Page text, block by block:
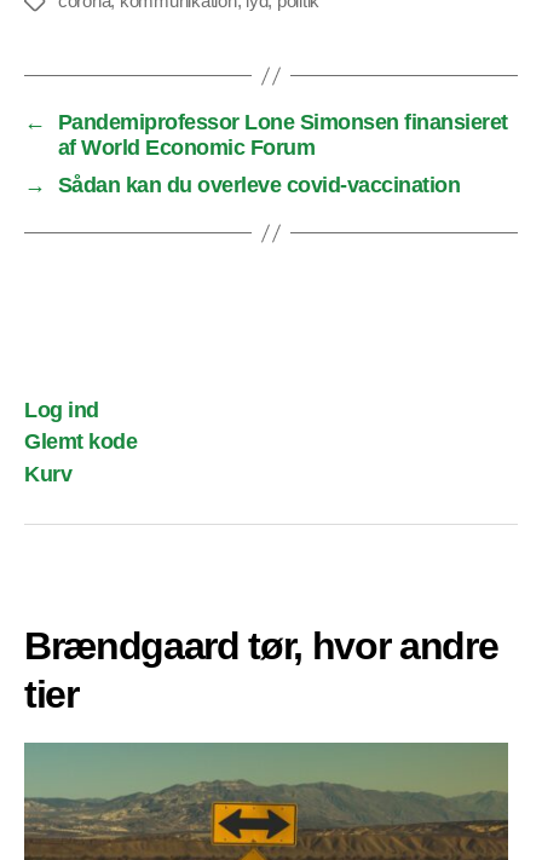
←
Pandemiprofessor Lone Simonsen finansieret
af World Economic Forum
→
Sådan kan du overleve covid-vaccination
Log ind
Glemt kode
Kurv
Brændgaard tør, hvor andre
tier